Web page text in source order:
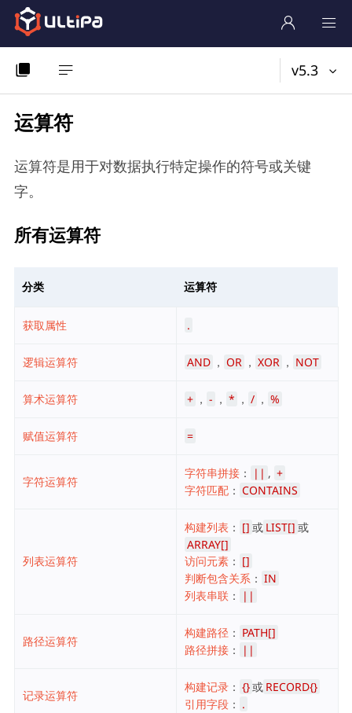
v5.3
运算符
运算符是用于对数据执行特定操作的符号或关键
字。
所有运算符
分类 运算符
获取属性 .
逻辑运算符 AND ， OR ， XOR ， NOT
算术运算符 + ， - ， * ， / ， %
赋值运算符 =
字符运算符
字符串拼接： || , +
字符匹配： CONTAINS
列表运算符
构建列表 ： [] 或 LIST[] 或
ARRAY[]
访问元素： []
判断包含关系： IN
列表串联 ： ||
路径运算符
构建路径： PATH[]
路径拼接： ||
记录运算符
构建记录： {}或 RECORD{}
引用字段： .